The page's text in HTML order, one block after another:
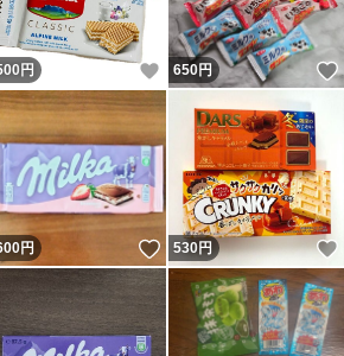
ね！
円 いいね！
650円
ね！
円 いいね！
530円